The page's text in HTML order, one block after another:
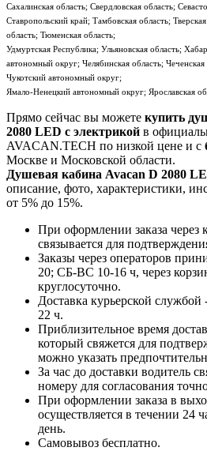
Сахалинская область; Свердловская область;
Ставропольский край; Тамбовская область;
область; Тюменская область;
Удмуртская Республика; Ульяновская область;
автономный округ; Челябинская область;
Чукотский автономный округ;
Ямало-Ненецкий автономный округ; Ярославская
Прямо сейчас вы можете купить
2080 LED с электрикой в
AVACAN.TECH по низкой цене и с
Москве и Московской области.
Душевая кабина Avacan D 2080
описание, фото, характеристики,
от 5% до 15%.
При оформлении заказа через
связывается для
Заказы через операторов
20; СБ-ВС 10-16 ч, через
круглосуточно.
Доставка курьерской
22 ч.
Приблизительное время
который свяжется для
можно указать
За час до доставки водитель
номеру для согласования
При оформлении заказа в
осуществляется в течении 24
день.
Самовывоз бесплатно.